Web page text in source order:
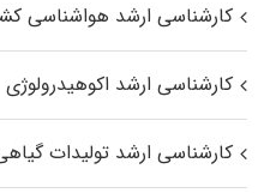
کارشناسی ارشد هواشناسی
کارشناسی ارشد اکوهیدرولوژی
کارشناسی ارشد تولیدات